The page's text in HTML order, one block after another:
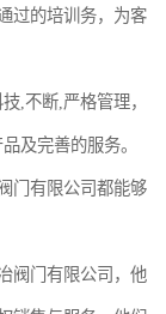
过的培训务，为客
,不断,严格管理，
及完善的服务。
门有限公司都能够
阀门有限公司，他